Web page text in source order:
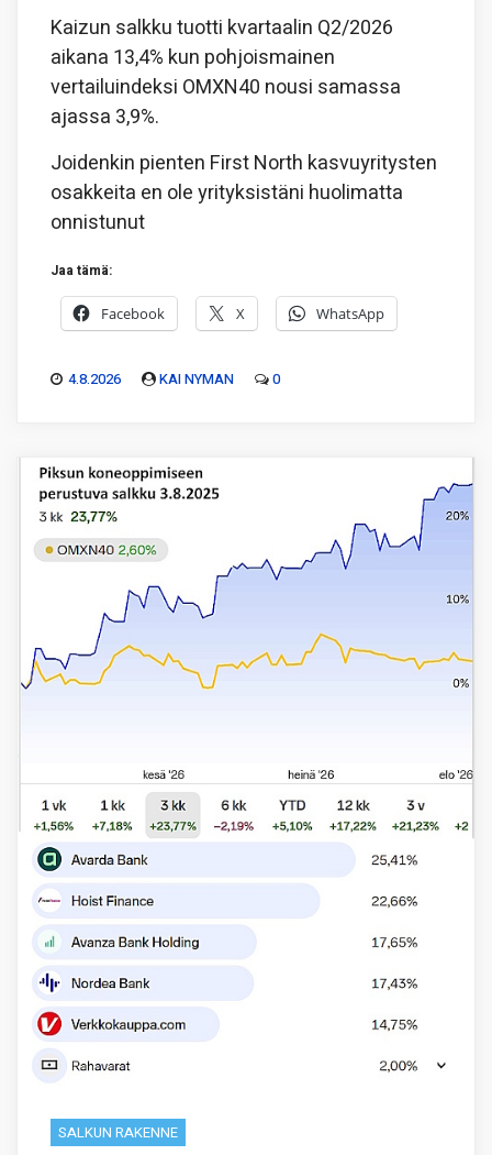
Kaizun salkku tuotti kvartaalin Q2/2026
aikana 13,4% kun pohjoismainen
vertailuindeksi OMXN40 nousi samassa
ajassa 3,9%.
Joidenkin pienten First North kasvuyritysten
osakkeita en ole yrityksistäni huolimatta
onnistunut
Jaa tämä:
Facebook X WhatsApp
4.8.2026 KAI NYMAN 0
SALKUN RAKENNE